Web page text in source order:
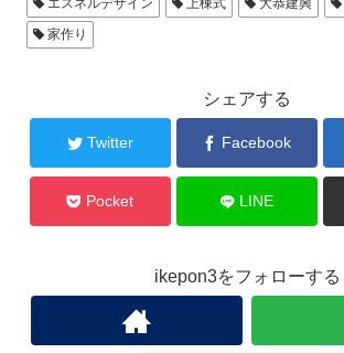
エスネルデザイン 上棟式 大恭建興
家作り
シェアする
Twitter Facebook
Pocket LINE
ikepon3をフォローする